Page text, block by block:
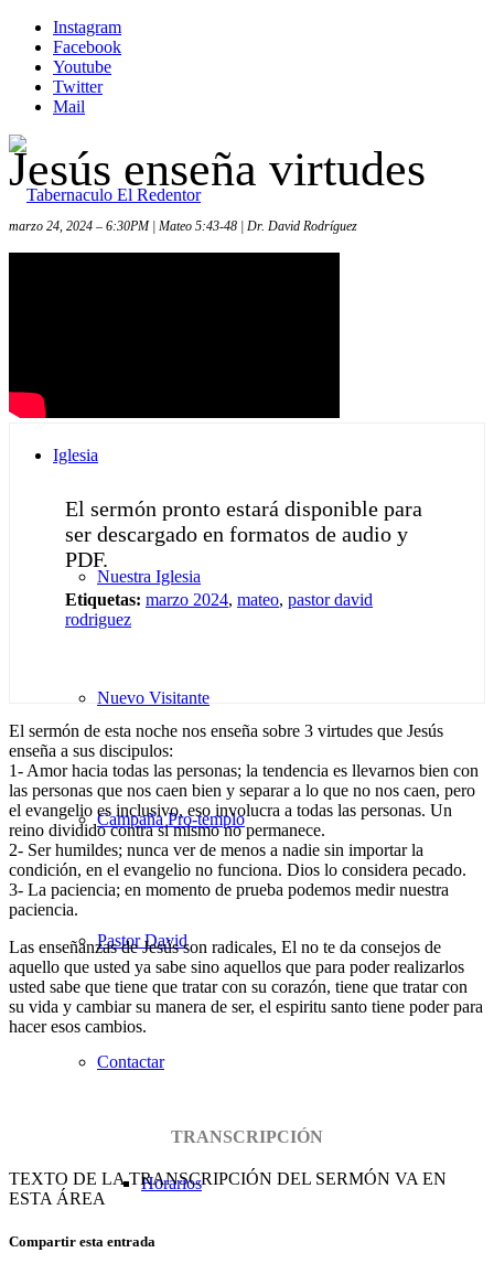
Instagram
Facebook
Youtube
Twitter
Mail
Iglesia
Nuestra Iglesia
Nuevo Visitante
Campaña Pro-templo
Pastor David
Contactar
Horarios
Jesús enseña virtudes
marzo 24, 2024 – 6:30PM | Mateo 5:43-48 | Dr. David Rodríguez
El sermón pronto estará disponible para
ser descargado en formatos de audio y
PDF.
Etiquetas: marzo 2024, mateo, pastor david
rodriguez
El sermón de esta noche nos enseña sobre 3 virtudes que Jesús
enseña a sus discipulos:
1- Amor hacia todas las personas; la tendencia es llevarnos bien con
las personas que nos caen bien y separar a lo que no nos caen, pero
el evangelio es inclusivo, eso involucra a todas las personas. Un
reino dividido contra si mismo no permanece.
2- Ser humildes; nunca ver de menos a nadie sin importar la
condición, en el evangelio no funciona. Dios lo considera pecado.
3- La paciencia; en momento de prueba podemos medir nuestra
paciencia.
Las enseñanzas de Jesús son radicales, El no te da consejos de
aquello que usted ya sabe sino aquellos que para poder realizarlos
usted sabe que tiene que tratar con su corazón, tiene que tratar con
su vida y cambiar su manera de ser, el espiritu santo tiene poder para
hacer esos cambios.
TRANSCRIPCIÓN
TEXTO DE LA TRANSCRIPCIÓN DEL SERMÓN VA EN
ESTA ÁREA
Compartir esta entrada